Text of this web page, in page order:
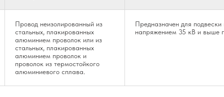
Провод неизолированный из
стальных, плакированных
алюминием проволок или из
стальных, плакированных
алюминием проволок и
проволок из термостойкого
алюминиевого сплава.
Предназначен для
напряжением 35 кВ и выше